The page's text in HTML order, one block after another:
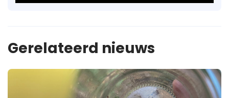
Gerelateerd nieuws